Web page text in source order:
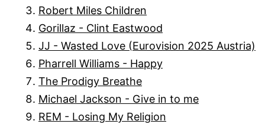
Robert Miles Children
Gorillaz - Clint Eastwood
JJ - Wasted Love (Eurovision 2025 Austria)
Pharrell Williams - Happy
The Prodigy Breathe
Michael Jackson - Give in to me
REM - Losing My Religion